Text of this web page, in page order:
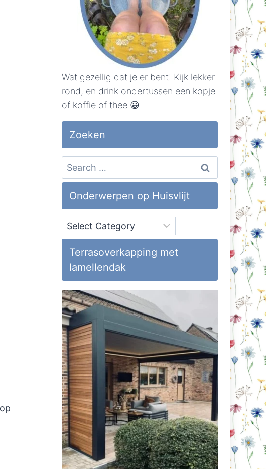
Wat gezellig dat je er bent! Kijk lekker
rond, en drink ondertussen een kopje
of koffie of thee 😀
Zoeken
Search
for:
Onderwerpen op Huisvlijt
Onderwerpen
op
Huisvlijt
Terrasoverkapping met
lamellendak